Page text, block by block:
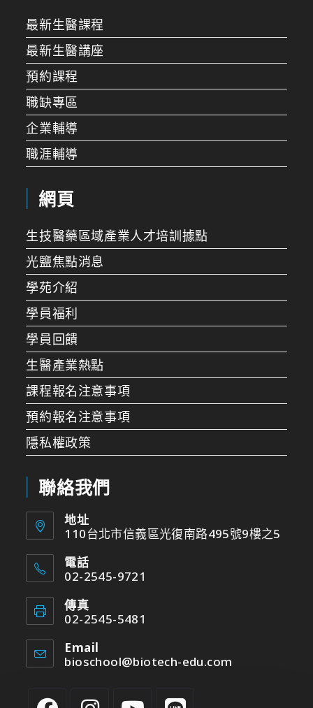
最新生醫課程
最新生醫講座
預約課程
職缺專區
企業輔導
職涯輔導
網頁
生技醫藥區域產業人才培訓據點
光鹽焦點消息
學苑介紹
學員福利
學員回饋
生醫產業熱點
課程報名注意事項
預約報名注意事項
隱私權政策
聯絡我們
地址
110台北市信義區光復南路495號9樓之5
電話
02-2545-9721
傳真
02-2545-5481
Email
bioschool@biotech-edu.com